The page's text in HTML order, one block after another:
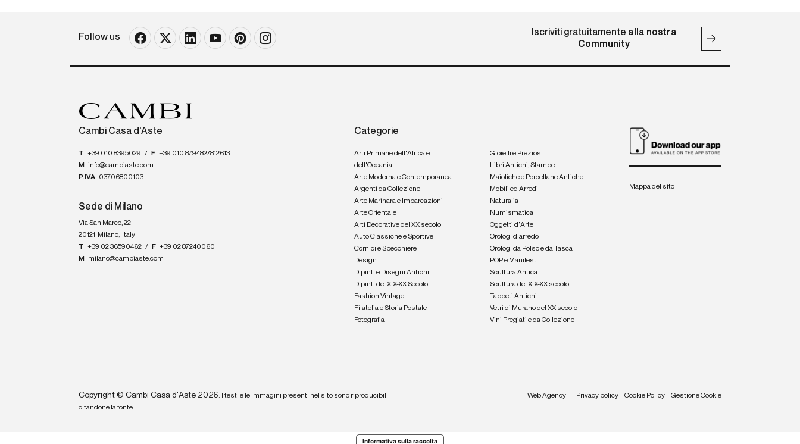
Follow us Iscriviti gratuitamente alla nostra
Community
Cambi Casa d'Aste
T +39 010 8395029 / F +39 010 879482/812613
M
info@cambiaste.com
P.IVA 03706800103
Sede di Milano
Via San Marco, 22
20121 Milano, Italy
T +39 02 36590462 / F +39 02 87240060
M
milano@cambiaste.com
Categorie
Arti Primarie dell'Africa e
dell'Oceania
Arte Moderna e Contemporanea
Argenti da Collezione
Arte Marinara e Imbarcazioni
Arte Orientale
Arti Decorative del XX secolo
Auto Classiche e Sportive
Cornici e Specchiere
Design
Dipinti e Disegni Antichi
Dipinti del XIX-XX Secolo
Fashion Vintage
Filatelia e Storia Postale
Fotografia
Gioielli e Preziosi
Libri Antichi, Stampe
Maioliche e Porcellane Antiche
Mobili ed Arredi
Naturalia
Numismatica
Oggetti d'Arte
Orologi d'arredo
Orologi da Polso e da Tasca
POP e Manifesti
Scultura Antica
Scultura del XIX-XX secolo
Tappeti Antichi
Vetri di Murano del XX secolo
Vini Pregiati e da Collezione
Mappa del sito
Copyright © Cambi Casa d'Aste 2026. I testi e le immagini presenti nel sito sono riproducibili
citandone la fonte.
Web Agency Privacy policy Cookie Policy Gestione Cookie
Informativa sulla raccolta